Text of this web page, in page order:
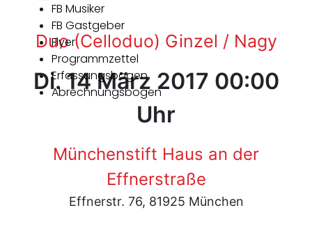
FB Musiker
FB Gastgeber
Flyer
Programmzettel
Erfassungsbogen
Abrechnungsbogen
Duo (Celloduo) Ginzel / Nagy
Di. 14 März 2017 00:00
Uhr
Münchenstift Haus an der
Effnerstraße
Effnerstr. 76, 81925 München